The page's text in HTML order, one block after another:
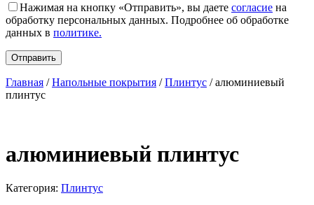
Нажимая на кнопку «Отправить», вы даете согласие на
обработку персональных данных. Подробнее об обработке
данных в политике.
Главная /Напольные покрытия /Плинтус / алюминиевый
плинтус
алюминиевый плинтус
Категория: Плинтус